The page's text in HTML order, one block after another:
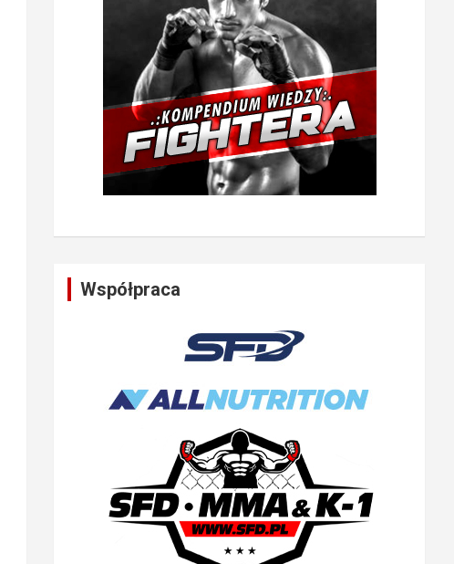
Współpraca